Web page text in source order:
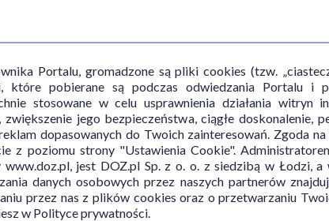
goździki, pomarańcza oraz wanilia.
oraz dyfuzorów.
Portalu, gromadzone są pliki cookies (tzw.
które pobierane są podczas odwiedzania Portalu i
stosowane w celu usprawnienia działania witryn
jego bezpieczeństwa, ciągłe doskonalenie,
dopasowanych do Twoich zainteresowań. Zgoda
z poziomu strony "Ustawienia Cookie".
jest DOZ.pl Sp. z o. o. z siedzibą w Łodzi,
danych osobowych przez naszych partnerów
przez nas z plików cookies oraz o przetwarzaniu
w Polityce prywatności.